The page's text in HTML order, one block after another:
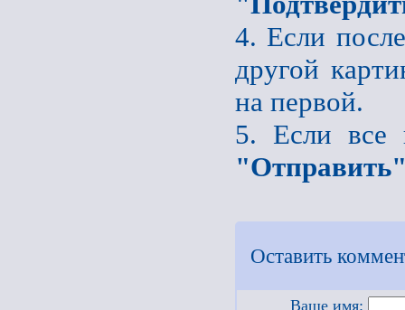
4. Если
другой
на первой.
5. Если все
Оставить
Ваше имя: